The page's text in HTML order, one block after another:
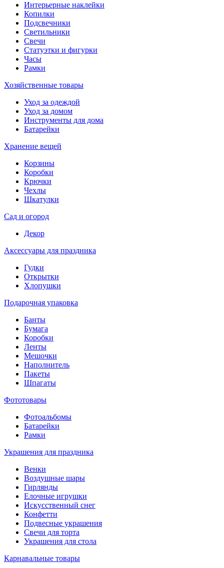
Интерьерные наклейки
Копилки
Подсвечники
Светильники
Свечи
Статуэтки и фигурки
Часы
Рамки
Хозяйственные товары
Уход за одеждой
Уход за домом
Инструменты для дома
Батарейки
Хранение вещей
Корзины
Коробки
Крючки
Чехлы
Шкатулки
Сад и огород
Декор
Аксессуары для праздника
Гудки
Открытки
Хлопушки
Подарочная упаковка
Банты
Бумага
Коробки
Ленты
Мешочки
Наполнитель
Пакеты
Шпагаты
Фототовары
Фотоальбомы
Батарейки
Рамки
Украшения для праздника
Венки
Воздушные шары
Гирлянды
Елочные игрушки
Искусственный снег
Конфетти
Подвесные украшения
Свечи для торта
Украшения для стола
Карнавальные товары